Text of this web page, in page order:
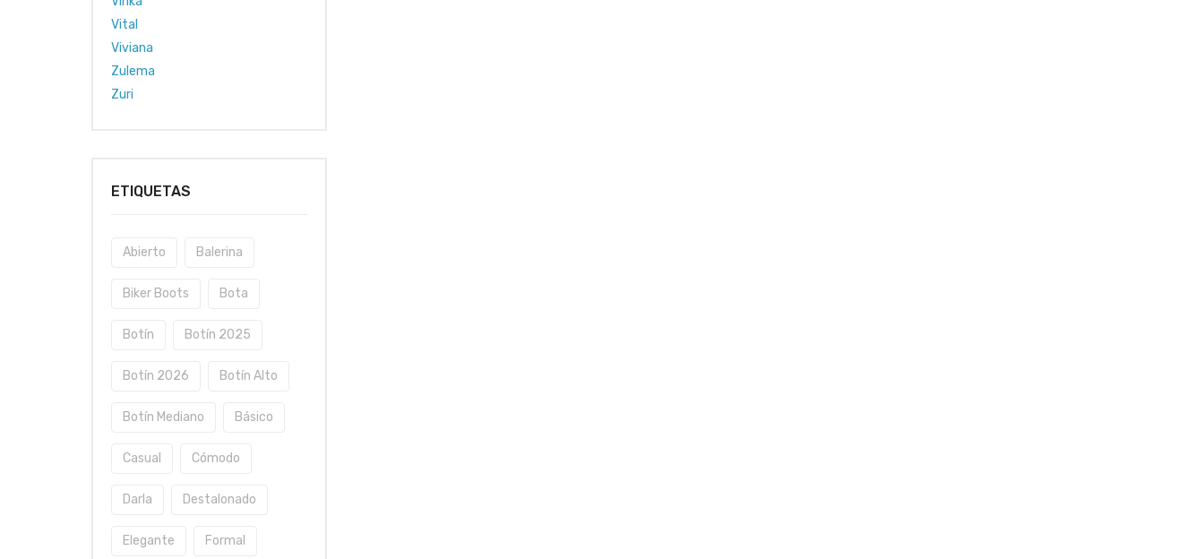
Vital
Viviana
Zulema
Zuri
ETIQUETAS
Abierto Balerina
Biker Boots Bota
Botín Botín 2025
Botín 2026 Botín Alto
Botín Mediano Básico
Casual Cómodo
Darla Destalonado
Elegante Formal